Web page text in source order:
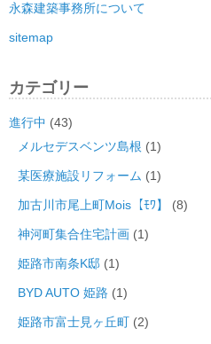
永森建築事務所について
sitemap
カテゴリー
進行中 (43)
メルセデスベンツ島根 (1)
某医療施設リフォーム (1)
加古川市尾上町Mois【ﾓﾜ】 (8)
神河町集合住宅計画 (1)
姫路市南条K邸 (1)
BYD AUTO 姫路 (1)
姫路市富士見ヶ丘町 (2)